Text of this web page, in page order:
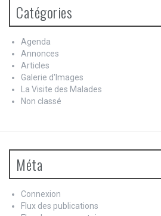
Catégories
Agenda
Annonces
Articles
Galerie d'Images
La Visite des Malades
Non classé
Méta
Connexion
Flux des publications